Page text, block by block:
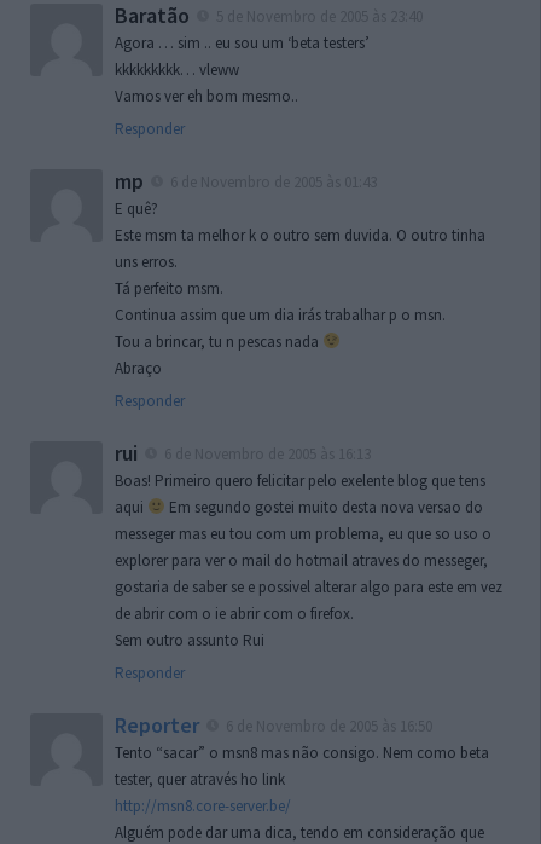
Baratão
Agora … sim .. eu sou um ‘beta testers’
kkkkkkkkk… vleww
Vamos ver eh bom mesmo..
Responder
mp
E quê?
Este msm ta melhor k o outro sem duvida. O outro tinha
uns erros.
Tá perfeito msm.
Continua assim que um dia irás trabalhar p o msn.
Tou a brincar, tu n pescas nada
Abraço
Responder
rui
Boas! Primeiro quero felicitar pelo exelente blog que tens
aqui
Em segundo gostei muito desta nova versao do
messeger mas eu tou com um problema, eu que so uso o
explorer para ver o mail do hotmail atraves do messeger,
gostaria de saber se e possivel alterar algo para este em vez
de abrir com o ie abrir com o firefox.
Sem outro assunto Rui
Responder
Reporter
Tento “sacar” o msn8 mas não consigo. Nem como beta
tester, quer através ho link
http://msn8.core-server.be/
Alguém pode dar uma dica, tendo em consideração que